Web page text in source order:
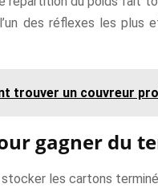
l’un des réflexes les
trouver un couvreur
gagner du
stocker les cartons